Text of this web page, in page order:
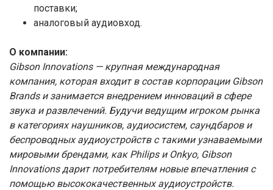
поставки;
аналоговый аудиовход.
О компании:
Gibson Innovations — крупная международная
компания, которая входит в состав корпорации Gibson
Brands и занимается внедрением инноваций в сфере
звука и развлечений. Будучи ведущим игроком рынка
в категориях наушников, аудиосистем, саундбаров и
беспроводных аудиоустройств с такими узнаваемыми
мировыми брендами, как Philips и Onkyo, Gibson
Innovations дарит потребителям новые впечатления с
помощью высококачественных аудиоустройств.